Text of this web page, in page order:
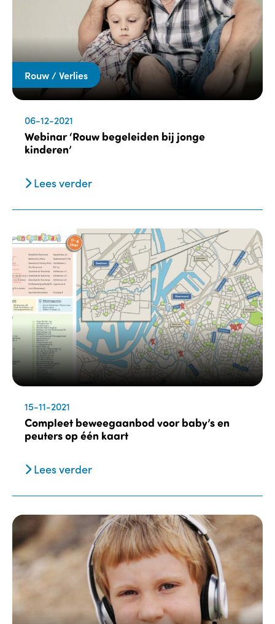
Rouw / Verlies
06-12-2021
Webinar ‘Rouw begeleiden bij jonge
kinderen’
Lees verder
15-11-2021
Compleet beweegaanbod voor baby’s en
peuters op één kaart
Lees verder